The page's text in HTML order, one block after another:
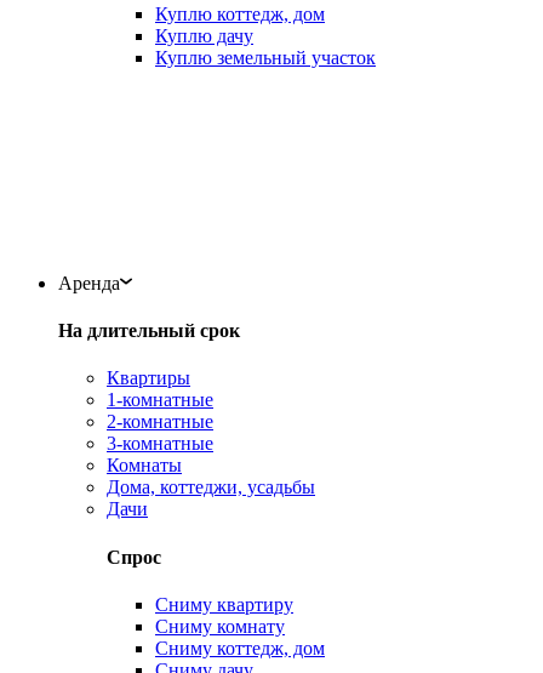
Куплю коттедж, дом
Куплю дачу
Куплю земельный участок
Аренда
На длительный срок
Квартиры
1-комнатные
2-комнатные
3-комнатные
Комнаты
Дома, коттеджи, усадьбы
Дачи
Спрос
Сниму квартиру
Сниму комнату
Сниму коттедж, дом